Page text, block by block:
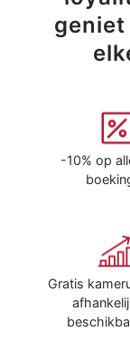
geniet
-10% op
Gratis